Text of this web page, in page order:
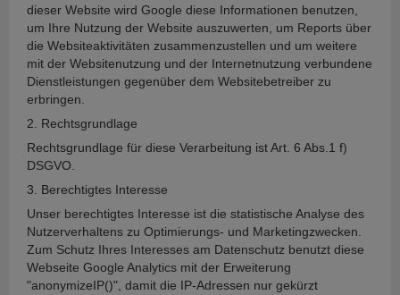
dieser Website wird Google diese Informationen benutzen,
um Ihre Nutzung der Website auszuwerten, um Reports über
die Websiteaktivitäten zusammenzustellen und um weitere
mit der Websitenutzung und der Internetnutzung verbundene
Dienstleistungen gegenüber dem Websitebetreiber zu
erbringen.
2. Rechtsgrundlage
Rechtsgrundlage für diese Verarbeitung ist Art. 6 Abs.1 f)
DSGVO.
3. Berechtigtes Interesse
Unser berechtigtes Interesse ist die statistische Analyse des
Nutzerverhaltens zu Optimierungs- und Marketingzwecken.
Zum Schutz Ihres Interesses am Datenschutz benutzt diese
Webseite Google Analytics mit der Erweiterung
"anonymizeIP()", damit die IP-Adressen nur gekürzt